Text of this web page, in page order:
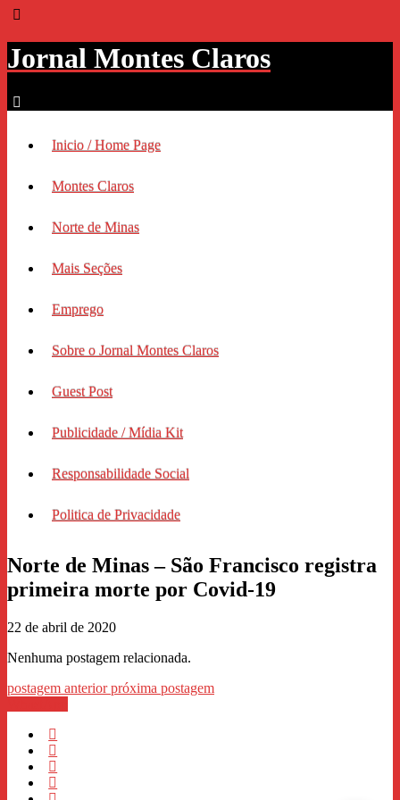
Jornal Montes Claros
Inicio / Home Page
Montes Claros
Norte de Minas
Mais Seções
Emprego
Sobre o Jornal Montes Claros
Guest Post
Publicidade / Mídia Kit
Responsabilidade Social
Politica de Privacidade
Norte de Minas – São Francisco registra
primeira morte por Covid-19
22 de abril de 2020
Nenhuma postagem relacionada.
postagem anteriorpróxima postagem